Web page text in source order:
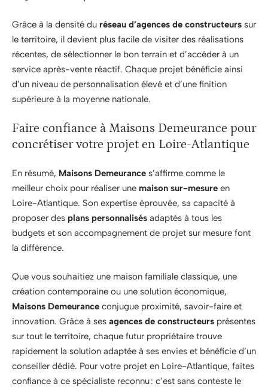
Grâce à la densité du réseau d’agences de constructeurs sur
le territoire, il devient plus facile de visiter des réalisations
récentes, de sélectionner le bon terrain et d’accéder à un
service après-vente réactif. Chaque projet bénéficie ainsi
d’un niveau de personnalisation élevé et d’une finition
supérieure à la moyenne nationale.
Faire confiance à Maisons Demeurance pour
concrétiser votre projet en Loire-Atlantique
En résumé, Maisons Demeurance s’affirme comme le
meilleur choix pour réaliser une maison sur-mesure en
Loire-Atlantique. Son expertise éprouvée, sa capacité à
proposer des plans personnalisés adaptés à tous les
budgets et son accompagnement de projet sur mesure font
la différence.
Que vous souhaitiez une maison familiale classique, une
création contemporaine ou une solution économique,
Maisons Demeurance conjugue proximité, savoir-faire et
innovation. Grâce à ses agences de constructeurs présentes
sur tout le territoire, chaque futur propriétaire trouve
rapidement la solution adaptée à ses envies et bénéficie d’un
conseiller dédié. Pour votre projet en Loire-Atlantique, faites
confiance à ce spécialiste reconnu : c’est sans conteste le